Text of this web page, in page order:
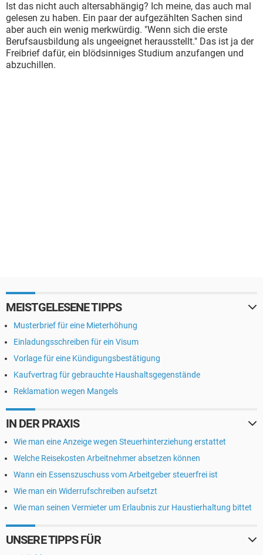
Ist das nicht auch altersabhängig? Ich meine, das auch mal
gelesen zu haben. Ein paar der aufgezählten Sachen sind
aber auch ein wenig merkwürdig. "Wenn sich die erste
Berufsausbildung als ungeeignet herausstellt." Das ist ja der
Freibrief dafür, ein blödsinniges Studium anzufangen und
abzuchillen.
MEISTGELESENE TIPPS
Musterbrief für eine Mieterhöhung
Einladungsschreiben für ein Visum
Vorlage für eine Kündigungsbestätigung
Kaufvertrag für gebrauchte Haushaltsgegenstände
Reklamation wegen Mangels
IN DER PRAXIS
Wie man eine Anzeige wegen Steuerhinterziehung erstattet
Welche Reisekosten Arbeitnehmer absetzen können
Wann ein Essenszuschuss vom Arbeitgeber steuerfrei ist
Wie man ein Widerrufschreiben aufsetzt
Wie man seinen Vermieter um Erlaubnis zur Haustierhaltung bittet
UNSERE TIPPS FÜR